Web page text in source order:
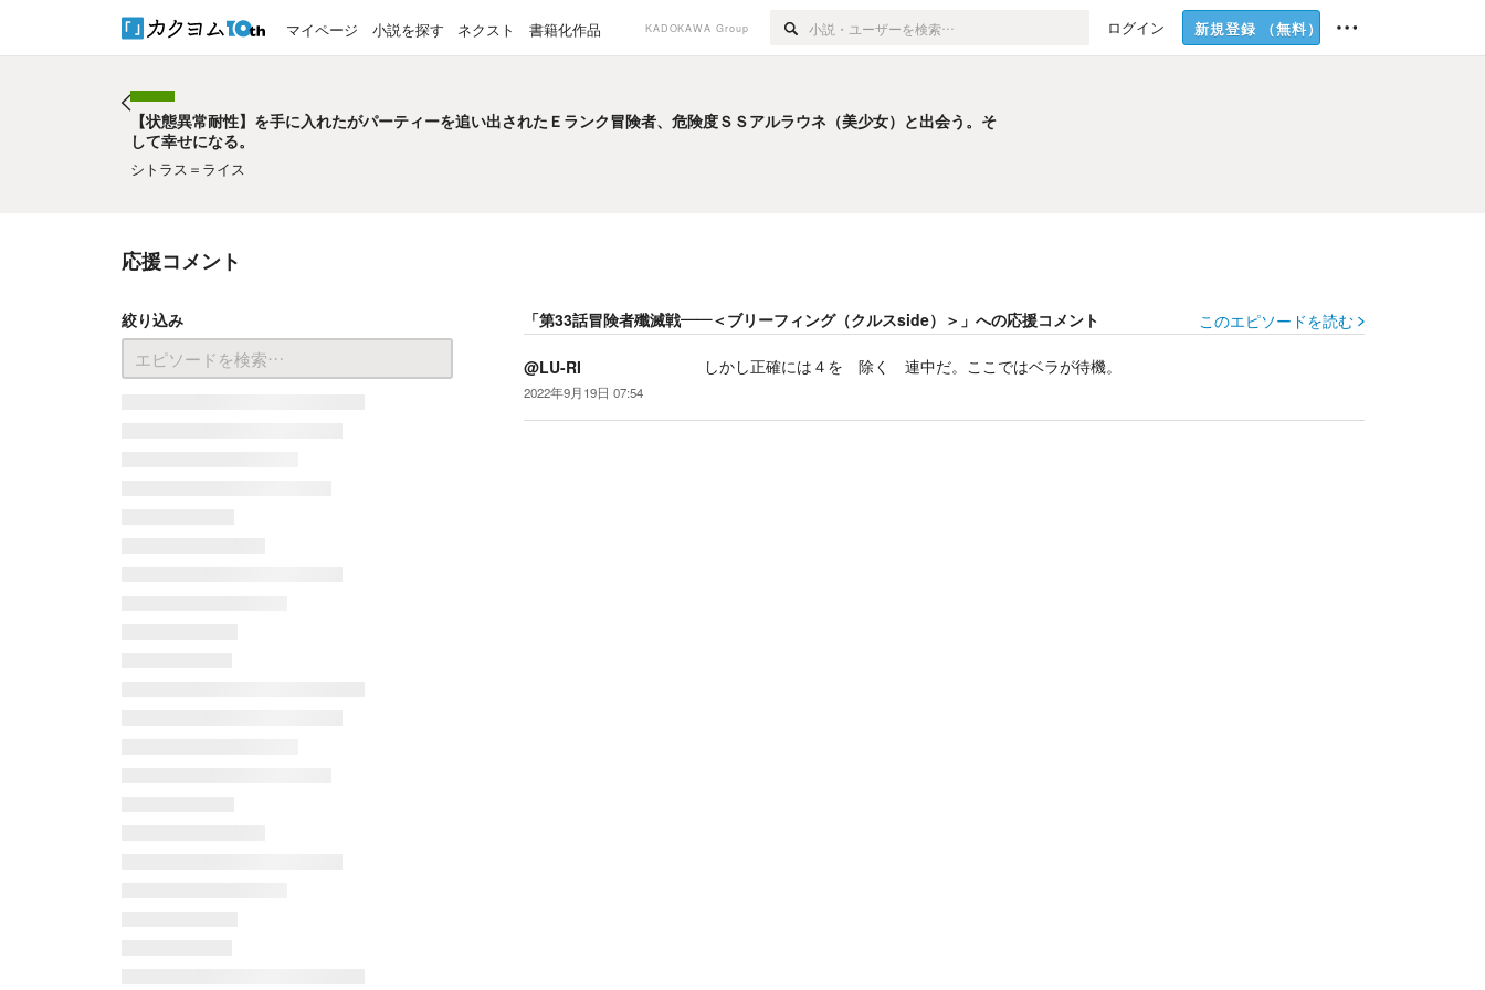
マイページ 小説を探す ネクスト 書籍化作品 KADOKAWA Group ログイン 新規登録 （無料）
して幸せになる。
【状態異常耐性】を手に入れたがパーティーを追い出されたＥランク冒険者、危険度ＳＳアルラウネ（美少女）と出会う。そ
して幸せになる。
シトラス＝ライス
応援コメント
絞り込み 「第33話冒険者殲滅戦――＜ブリーフィング（クルスside）＞ 」への応援コメント このエピソードを読む
@LU-RI
2022年9月19日 07:54
しかし正確には４を 除く 連中だ。ここではベラが待機。